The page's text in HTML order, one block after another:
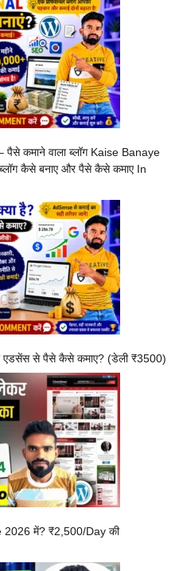
कमाने वाला ब्लॉग Kaise Banaye
कैसे बनाए और पैसे कैसे कमाए In
से पैसे कैसे कमाए? (डेली ₹3500)
में? ₹2,500/Day की